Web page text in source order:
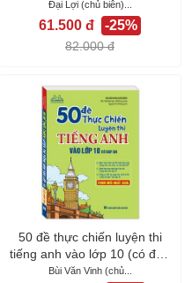
2...
Đại Lợi (chủ biên)...
61.500 đ -25%
82.000 đ
50 đề thực chiến luyện thi
tiếng anh vào lớp 10 (có đáp
án)...
Bùi Văn Vinh (chủ...